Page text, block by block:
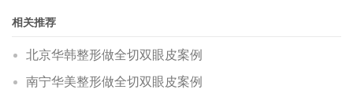
相关推荐
北京华韩整形做全切双眼皮案例
南宁华美整形做全切双眼皮案例